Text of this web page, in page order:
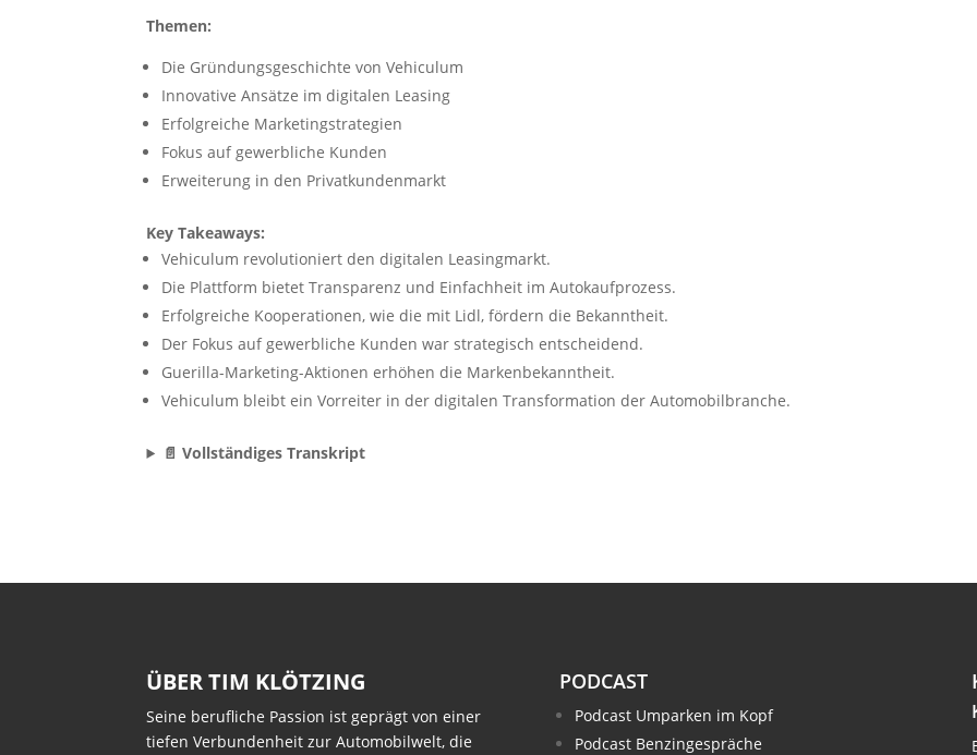
Themen:
Die Gründungsgeschichte von Vehiculum
Innovative Ansätze im digitalen Leasing
Erfolgreiche Marketingstrategien
Fokus auf gewerbliche Kunden
Erweiterung in den Privatkundenmarkt
Key Takeaways:
Vehiculum revolutioniert den digitalen Leasingmarkt.
Die Plattform bietet Transparenz und Einfachheit im Autokaufprozess.
Erfolgreiche Kooperationen, wie die mit Lidl, fördern die Bekanntheit.
Der Fokus auf gewerbliche Kunden war strategisch entscheidend.
Guerilla-Marketing-Aktionen erhöhen die Markenbekanntheit.
Vehiculum bleibt ein Vorreiter in der digitalen Transformation der Automobilbranche.
📄 Vollständiges Transkript
ÜBER TIM KLÖTZING
Seine berufliche Passion ist geprägt von einer
tiefen Verbundenheit zur Automobilwelt, die
PODCAST
Podcast Umparken im Kopf
Podcast Benzingespräche